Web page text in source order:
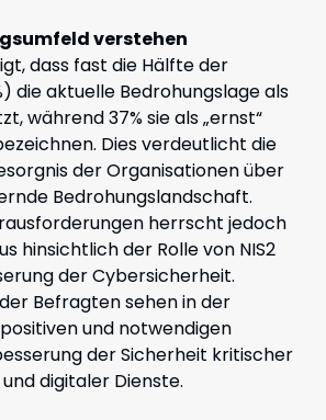
verstehen
dass fast die Hälfte der
die aktuelle Bedrohungslage als
während 37% sie als „ernst“
Dies verdeutlicht die
der Organisationen über
Bedrohungslandschaft.
herrscht jedoch
hinsichtlich der Rolle von NIS2
der Cybersicherheit.
Befragten sehen in der
und notwendigen
der Sicherheit kritischer
digitaler Dienste.